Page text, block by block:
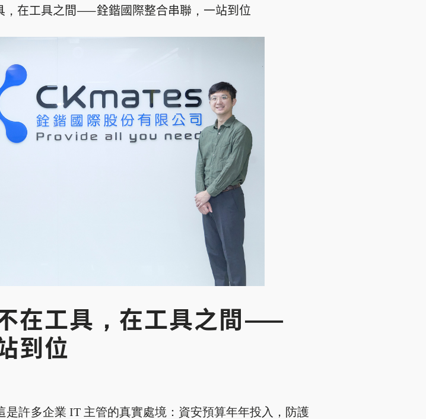
，在工具之間——銓鍇國際整合串聯，一站到位
在工具，在工具之間——
到位
許多企業 IT 主管的真實處境：資安預算年年投入，防護